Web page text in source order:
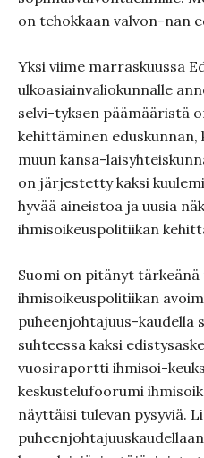
on tehokkaan valvon-nan
Yksi viime marraskuussa
ulkoasiainvaliokunnalle
selvi-tyksen päämääristä
kehittäminen
muun kansa-
on järjestetty kaksi
hyvää aineistoa ja uusia
ihmisoikeuspolitiikan
Suomi on pitänyt tärkeänä
ihmisoikeuspolitiikan
puheenjohtajuus-kaudella
suhteessa kaksi
vuosiraportti ihmisoi-
keskustelufoorumi
näyttäisi tulevan pysyviä.